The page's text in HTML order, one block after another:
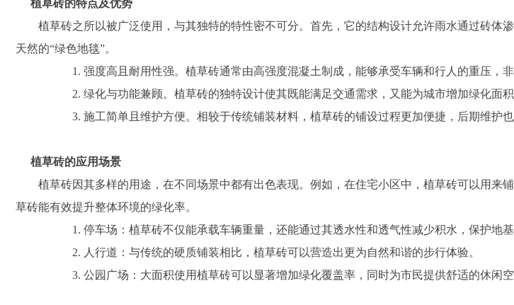
植草砖的特点及优势
植草砖之所以被广泛使用，与其独特的特性密不可分。首先，它的结构设计允许雨水通过砖
天然的“绿色地毯”。
1. 强度高且耐用性强。植草砖通常由高强度混凝土制成，能够承受车辆和行人的重压，
2. 绿化与功能兼顾。植草砖的独特设计使其既能满足交通需求，又能为城市增加绿化面积
3. 施工简单且维护方便。相较于传统铺装材料，植草砖的铺设过程更加便捷，后期维护也
植草砖的应用场景
植草砖因其多样的用途，在不同场景中都有出色表现。例如，在住宅小区中，植草砖可以用
草砖能有效提升整体环境的绿化率。
1. 停车场：植草砖不仅能承载车辆重量，还能通过其透水性和透气性减少积水，保护地基
2. 人行道：与传统的硬质铺装相比，植草砖可以营造出更为自然和谐的步行体验。
3. 公园广场：大面积使用植草砖可以显著增加绿化覆盖率，同时为市民提供舒适的休闲空